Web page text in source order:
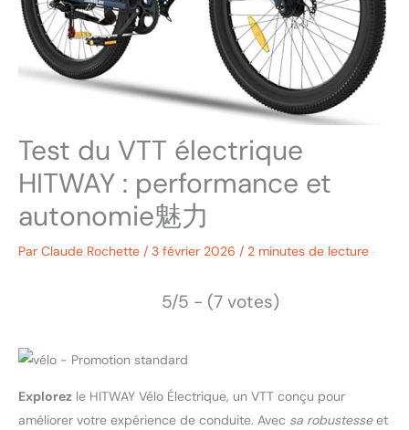
Test du VTT électrique
HITWAY : performance et
autonomie魅力
Par Claude Rochette / 3 février 2026 / 2 minutes de lecture
5/5 - (7 votes)
Explorez le HITWAY Vélo Électrique, un VTT conçu pour
améliorer votre expérience de conduite. Avec sa robustesseet